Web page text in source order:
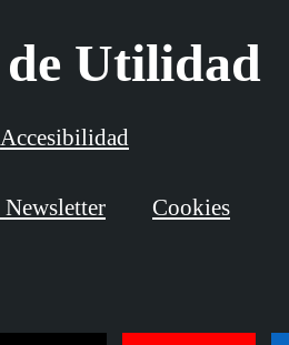
de Utilidad
Accesibilidad
Newsletter Cookies